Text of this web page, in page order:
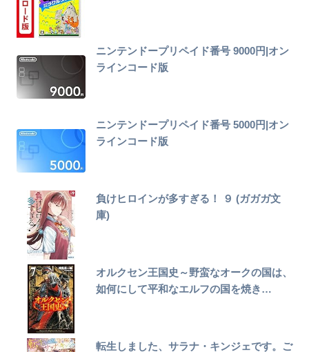
ニンテンドープリペイド番号 9000円|オン
ラインコード版
ニンテンドープリペイド番号 5000円|オン
ラインコード版
負けヒロインが多すぎる！ ９ (ガガガ文
庫)
オルクセン王国史～野蛮なオークの国は、
如何にして平和なエルフの国を焼き…
転生しました、サラナ・キンジェです。ご